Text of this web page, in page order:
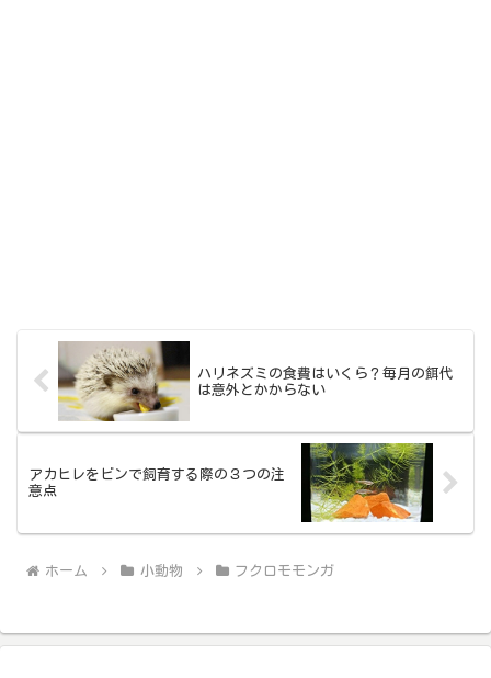
ハリネズミの食費はいくら？毎月の餌代
は意外とかからない
アカヒレをビンで飼育する際の３つの注
意点
ホーム 小動物 フクロモモンガ